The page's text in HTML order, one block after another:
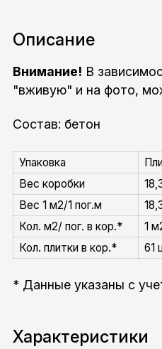
Описание
Внимание! В
"вживую" и на фото,
Состав: бетон
Упаковка
Вес коробки
Вес 1 м2/1 пог.м
Кол. м2/ пог. в кор.*
1
Кол. плитки в кор.*
61
* Данные указаны с
Характеристики